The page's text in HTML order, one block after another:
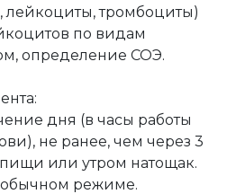
лейкоциты, тромбоциты)
по видам
определение СОЭ.
дня (в часы работы
не ранее, чем через 3
или утром натощак.
режиме.